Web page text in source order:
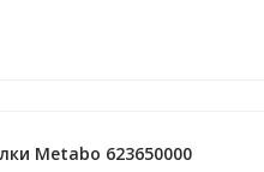
Metabo 623650000